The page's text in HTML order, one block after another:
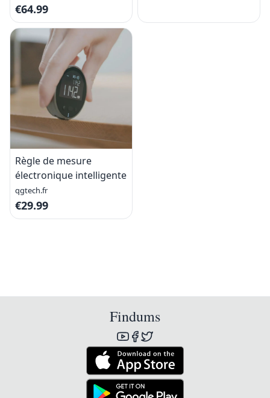
€64.99
Règle de mesure
électronique intelligente
qgtech.fr
€29.99
Findums